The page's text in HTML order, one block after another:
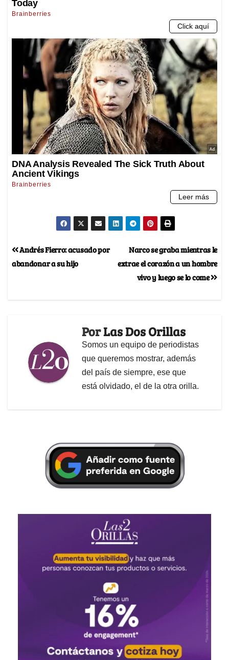
Narco se graba mientras le
extrae el corazón a un hombre
vivo y luego se lo come
Andrés Fierro: acusado por
abandonar a su hijo
PorLas Dos Orillas
Somos un equipo de periodistas
que queremos mostrar, además
del país de siempre, ese que
está olvidado, el de la otra orilla.